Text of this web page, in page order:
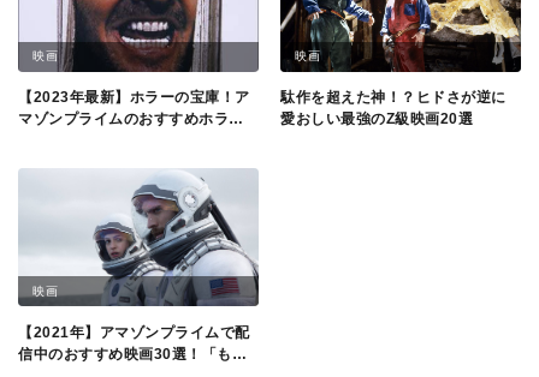
映画
【2023年最新】ホラーの宝庫！ア
マゾンプライムのおすすめホラー
映画
駄作を超えた神！？ヒドさが逆に
愛おしい最強のZ級映画20選
映画
【2021年】アマゾンプライムで配
信中のおすすめ映画30選！「もう